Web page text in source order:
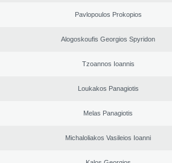
Pavlopoulos Prokopios
Alogoskoufis Georgios Spyridon
Tzoannos Ioannis
Loukakos Panagiotis
Melas Panagiotis
Michaloliakos Vasileios Ioanni